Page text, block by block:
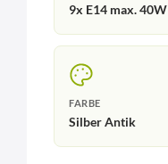
9x E14 max. 40W
FARBE
Silber Antik